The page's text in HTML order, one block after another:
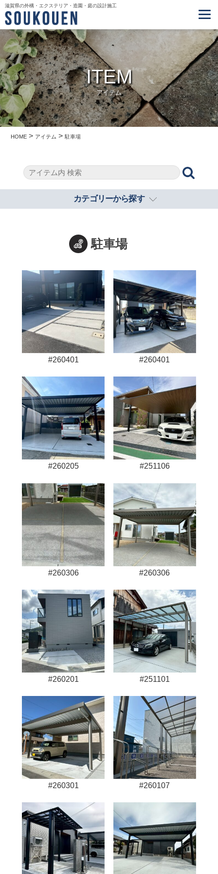
滋賀県の外構・エクステリア・造園・庭の設計施工
ITEM
アイテム
HOME > アイテム >駐車場
カテゴリーから探す
駐車場
#260401 #260401
#260205 #251106
#260306 #260306
#260201 #251101
#260301 #260107